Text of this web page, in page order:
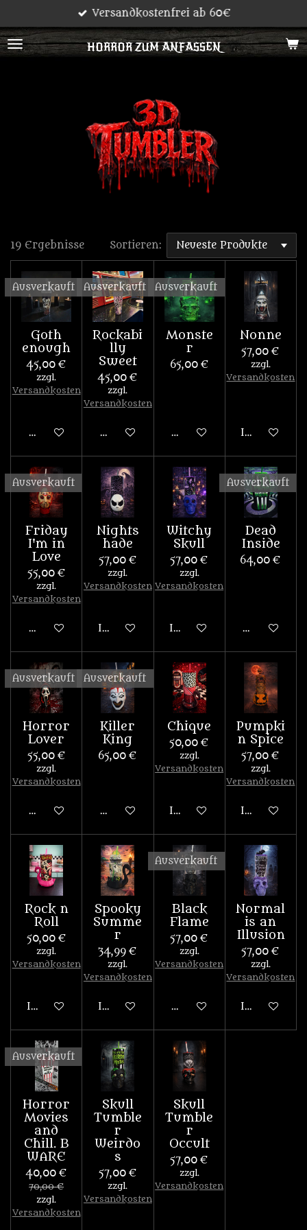
Hauptinhalt
springen
HORROR ZUM ANFASSEN
Versandkostenfrei ab 60€
19 Ergebnisse Sortieren:
Ausverkauft
Goth
enough
45,00 €
zzgl.
Versandkosten
Bei Verfügbarkeit benachrichtigen
Ausverkauft
Rockabi
lly
Sweet
45,00 €
zzgl.
Versandkosten
Bei Verfügbarkeit benachrichtigen
Ausverkauft
Monste
r
65,00 €
Bei Verfügbarkeit
Nonne
57,00 €
zzgl.
Versandkosten
In den
Ausverkauft
Friday
I'm in
Love
55,00 €
zzgl.
Versandkosten
Bei Verfügbarkeit benachrichtigen
Nights
hade
57,00 €
zzgl.
Versandkosten
In den Warenkorb
Witchy
Skull
57,00 €
zzgl.
Versandkosten
In den Warenkorb
Ausverkauft
Dead
Inside
64,00 €
Bei
Ausverkauft
Horror
Lover
55,00 €
zzgl.
Versandkosten
Bei Verfügbarkeit benachrichtigen
Ausverkauft
Killer
King
65,00 €
Bei Verfügbarkeit benachrichtigen
Chique
50,00 €
zzgl.
Versandkosten
In den Warenkorb
Pumpki
n Spice
57,00 €
zzgl.
Versandkosten
In den
Rock n
Roll
50,00 €
zzgl.
Versandkosten
In den Warenkorb
Spooky
Summe
r
34,99 €
zzgl.
Versandkosten
In den Warenkorb
Ausverkauft
Black
Flame
57,00 €
zzgl.
Versandkosten
Bei Verfügbarkeit
Normal
is an
Illusion
57,00 €
zzgl.
Versandkosten
In den
Ausverkauft
Horror
Movies
and
Chill. B
WARE
40,00 €
70,00 €
zzgl.
Versandkosten
Skull
Tumble
r
Weirdo
s
57,00 €
zzgl.
Versandkosten
Skull
Tumble
r
Occult
57,00 €
zzgl.
Versandkosten